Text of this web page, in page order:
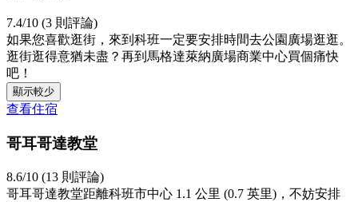
7.4/10 (3 則評論)
如果您喜歡逛街，來到科班一定要安排時間去公園廣場逛逛。
逛街逛得意猶未盡？再到馬格達萊納廣場商業中心買個痛快
吧！
顯示較少
查看住宿
哥耳哥達教堂
8.6/10 (13 則評論)
哥耳哥達教堂距離科班市中心 1.1 公里 (0.7 英里)，不妨安排